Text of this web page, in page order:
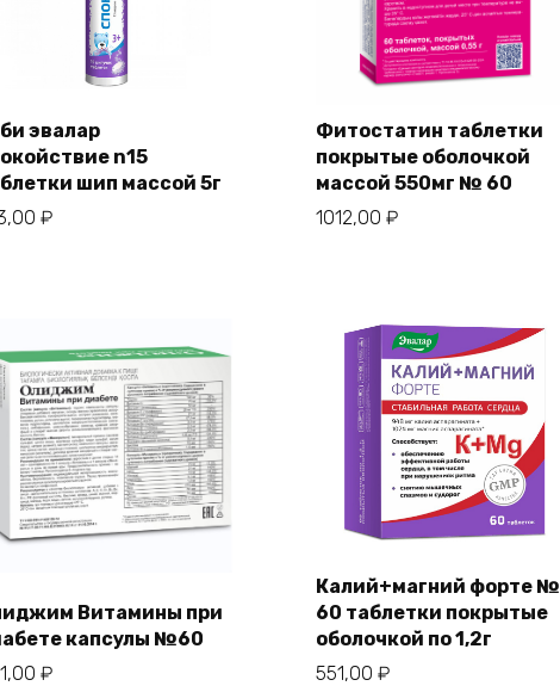
эвалар
n15
шип массой 5г
₽
Фитостатин таблетки
покрытые оболочкой
массой 550мг № 60
1012,00 ₽
Витамины при
капсулы №60
₽
Калий+магний форте №
60 таблетки покрытые
оболочкой по 1,2г
551,00 ₽